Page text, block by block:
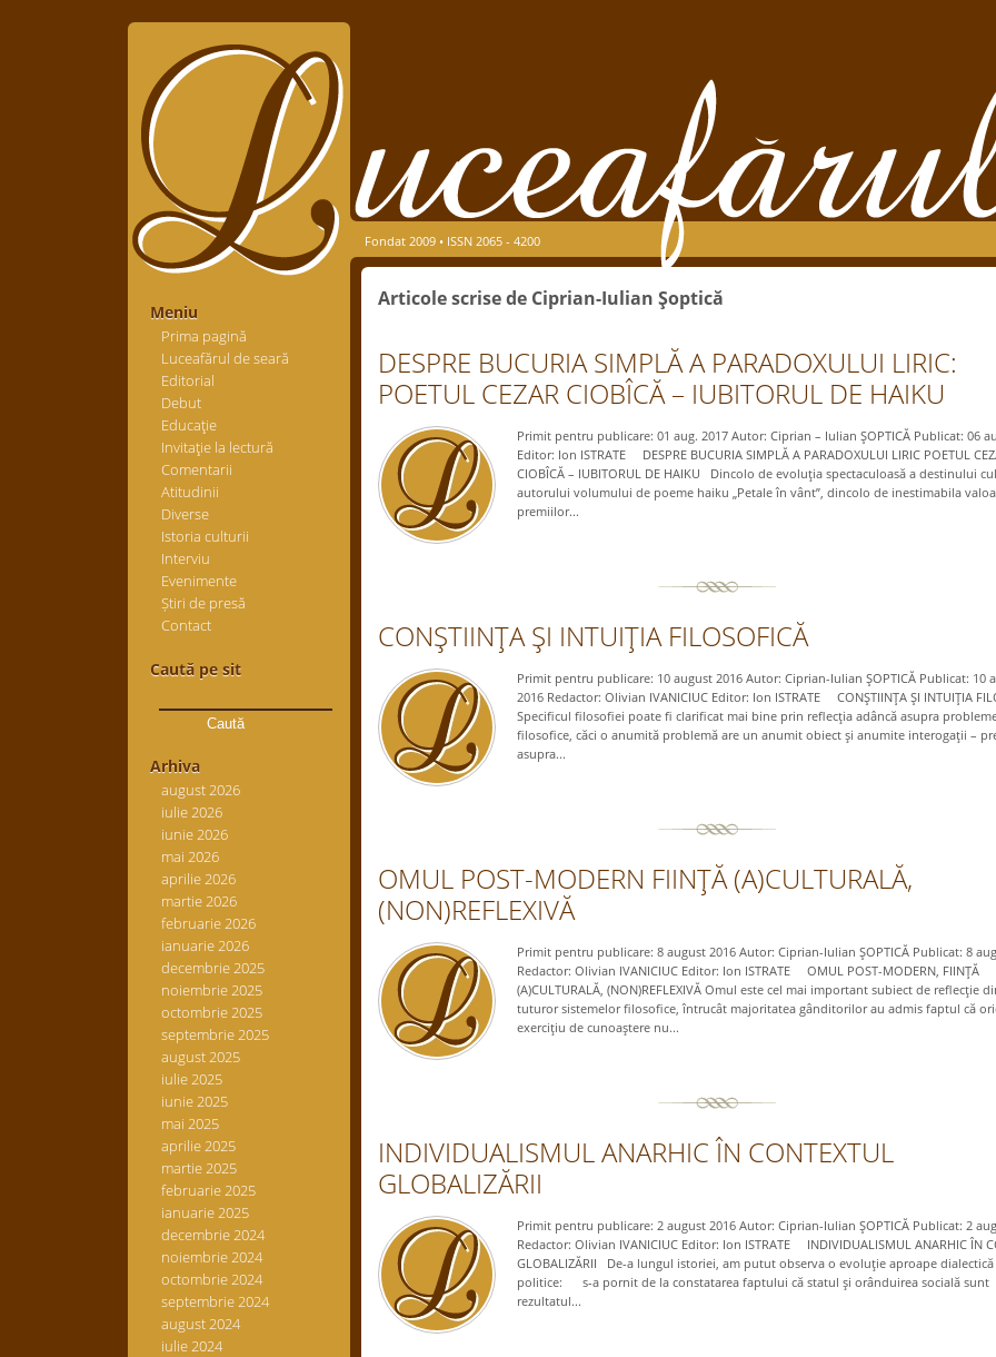
Meniu
Prima pagină
Luceafărul de seară
Editorial
Debut
Educaţie
Invitaţie la lectură
Comentarii
Atitudinii
Diverse
Istoria culturii
Interviu
Evenimente
Știri de presă
Contact
Caută pe sit
după:
Arhiva
august 2026
iulie 2026
iunie 2026
mai 2026
aprilie 2026
martie 2026
februarie 2026
ianuarie 2026
decembrie 2025
noiembrie 2025
octombrie 2025
septembrie 2025
august 2025
iulie 2025
iunie 2025
mai 2025
aprilie 2025
martie 2025
februarie 2025
ianuarie 2025
decembrie 2024
noiembrie 2024
octombrie 2024
septembrie 2024
august 2024
iulie 2024
Fondat 2009 • ISSN 2065 - 4200
Articole scrise de Ciprian-Iulian Şoptică
DESPRE BUCURIA SIMPLĂ A PARADOXULUI LIRIC:
POETUL CEZAR CIOBÎCĂ – IUBITORUL DE HAIKU
Primit pentru publicare: 01 aug. 2017 Autor: Ciprian – Iulian ŞOPTICĂ Publicat: 06
Editor: Ion ISTRATE DESPRE BUCURIA SIMPLĂ A PARADOXULUI LIRIC POETUL
CIOBÎCĂ – IUBITORUL DE HAIKU Dincolo de evoluţia spectaculoasă a destinului
autorului volumului de poeme haiku „Petale în vânt”, dincolo de inestimabila
premiilor...
CONŞTIINŢA ŞI INTUIŢIA FILOSOFICĂ
Primit pentru publicare: 10 august 2016 Autor: Ciprian-Iulian ŞOPTICĂ Publicat: 10
2016 Redactor: Olivian IVANICIUC Editor: Ion ISTRATE CONŞTIINŢA ŞI INTUIŢIA
Specificul filosofiei poate fi clarificat mai bine prin reflecţia adâncă asupra
filosofice, căci o anumită problemă are un anumit obiect şi anumite interogaţii –
asupra...
OMUL POST-MODERN FIINŢĂ (A)CULTURALĂ,
(NON)REFLEXIVĂ
Primit pentru publicare: 8 august 2016 Autor: Ciprian-Iulian ŞOPTICĂ Publicat: 8
Redactor: Olivian IVANICIUC Editor: Ion ISTRATE OMUL POST-MODERN, FIINŢĂ
(A)CULTURALĂ, (NON)REFLEXIVĂ Omul este cel mai important subiect de reflecţie
tuturor sistemelor filosofice, întrucât majoritatea gânditorilor au admis faptul că
exerciţiu de cunoaştere nu...
INDIVIDUALISMUL ANARHIC ÎN CONTEXTUL
GLOBALIZĂRII
Primit pentru publicare: 2 august 2016 Autor: Ciprian-Iulian ŞOPTICĂ Publicat: 2
Redactor: Olivian IVANICIUC Editor: Ion ISTRATE INDIVIDUALISMUL ANARHIC ÎN
GLOBALIZĂRII De-a lungul istoriei, am putut observa o evoluţie aproape
politice: s-a pornit de la constatarea faptului că statul şi orânduirea socială sunt
rezultatul...